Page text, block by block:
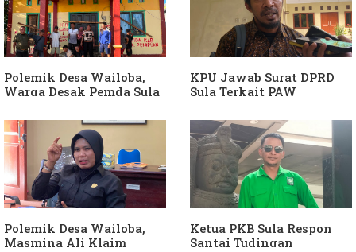
Polemik Desa Wailoba,
Warga Desak Pemda Sula
APH Usut Dugaan
Penyimpangan Dana Desa
KPU Jawab Surat DPRD
Sula Terkait PAW
Hanura
Polemik Desa Wailoba,
Masmina Ali Klaim
Ketua PKB Sula Respon
Santai Tudingan